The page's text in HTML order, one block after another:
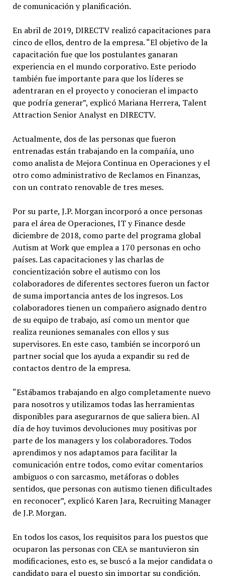
de comunicación y planificación.
En abril de 2019, DIRECTV realizó capacitaciones para
cinco de ellos, dentro de la empresa. “El objetivo de la
capacitación fue que los postulantes ganaran
experiencia en el mundo corporativo. Este periodo
también fue importante para que los líderes se
adentraran en el proyecto y conocieran el impacto
que podría generar”, explicó Mariana Herrera, Talent
Attraction Senior Analyst en DIRECTV.
Actualmente, dos de las personas que fueron
entrenadas están trabajando en la compañía, uno
como analista de Mejora Continua en Operaciones y el
otro como administrativo de Reclamos en Finanzas,
con un contrato renovable de tres meses.
Por su parte, J.P. Morgan incorporó a once personas
para el área de Operaciones, IT y Finance desde
diciembre de 2018, como parte del programa global
Autism at Work que emplea a 170 personas en ocho
países. Las capacitaciones y las charlas de
concientización sobre el autismo con los
colaboradores de diferentes sectores fueron un factor
de suma importancia antes de los ingresos. Los
colaboradores tienen un compañero asignado dentro
de su equipo de trabajo, así como un mentor que
realiza reuniones semanales con ellos y sus
supervisores. En este caso, también se incorporó un
partner social que los ayuda a expandir su red de
contactos dentro de la empresa.
“Estábamos trabajando en algo completamente nuevo
para nosotros y utilizamos todas las herramientas
disponibles para asegurarnos de que saliera bien. Al
día de hoy tuvimos devoluciones muy positivas por
parte de los managers y los colaboradores. Todos
aprendimos y nos adaptamos para facilitar la
comunicación entre todos, como evitar comentarios
ambiguos o con sarcasmo, metáforas o dobles
sentidos, que personas con autismo tienen dificultades
en reconocer”, explicó Karen Jara, Recruiting Manager
de J.P. Morgan.
En todos los casos, los requisitos para los puestos que
ocuparon las personas con CEA se mantuvieron sin
modificaciones, esto es, se buscó a la mejor candidata o
candidato para el puesto sin importar su condición.